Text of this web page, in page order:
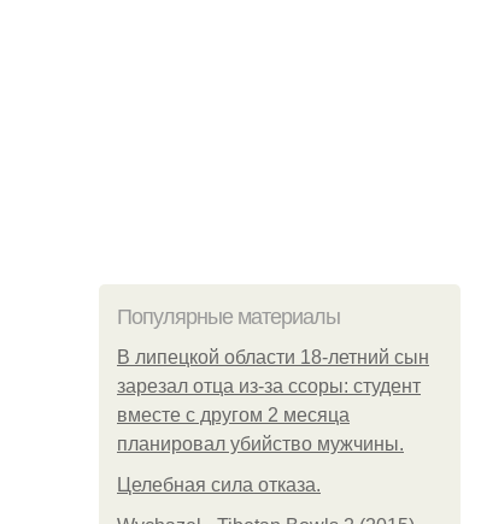
Популярные материалы
В липецкой области 18-летний сын
зарезал отца из-за ссоры: студент
вместе с другом 2 месяца
планировал убийство мужчины.
Целебная сила отказа.